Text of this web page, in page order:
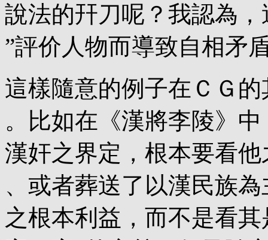
說法的幵刀呢？我認為
”評价人物而導致自相矛
這樣隨意的例子在ＣＧ
。比如在《漢將李陵》
漢奸之界定，根本要看
、或者葬送了以漢民族
之根本利益，而不是看